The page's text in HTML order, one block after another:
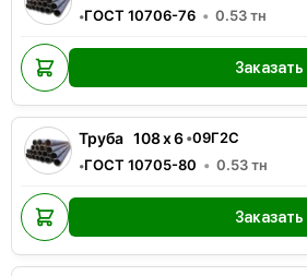
•ГОСТ 10706-76 0.53тн
Заказать
Труба 108x6•09Г2С
•ГОСТ 10705-80 0.53тн
Заказать